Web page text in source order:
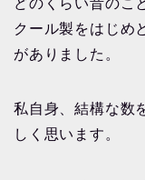
どのくらい昔のこ
クール製をはじめ
がありました。
私自身、結構な数
しく思います。